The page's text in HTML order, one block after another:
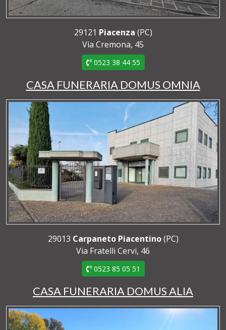
29121 Piacenza (PC)
Via Cremona, 45
0523 38 44 55
CASA FUNERARIA DOMUS OMNIA
29013 Carpaneto Piacentino(PC)
Via Fratelli Cervi, 46
0523 85 05 51
CASA FUNERARIA DOMUS ALIA